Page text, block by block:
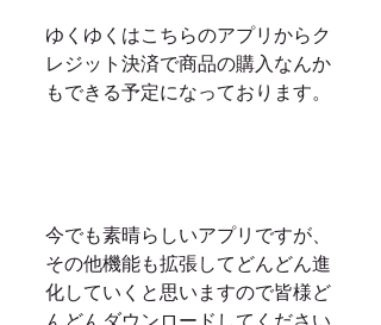
ゆくゆくはこちらのアプリからク
レジット決済で商品の購入なんか
もできる予定になっております。
今でも素晴らしいアプリですが、
その他機能も拡張してどんどん進
化していくと思いますので皆様ど